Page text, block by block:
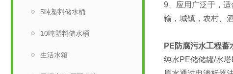
5吨塑料储水桶
10吨塑料储水桶
生活水箱
9、应用广泛于，
输，城镇，农村、
PE防腐污水工程蓄
纯水PE储储罐/水